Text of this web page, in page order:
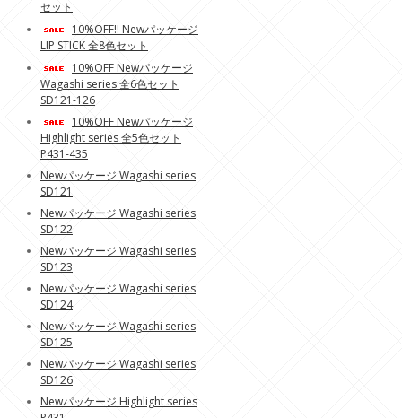
セット
10%OFF!! Newパッケージ
LIP STICK 全8色セット
10%OFF Newパッケージ
Wagashi series 全6色セット
SD121-126
10%OFF Newパッケージ
Highlight series 全5色セット
P431-435
Newパッケージ Wagashi series
SD121
Newパッケージ Wagashi series
SD122
Newパッケージ Wagashi series
SD123
Newパッケージ Wagashi series
SD124
Newパッケージ Wagashi series
SD125
Newパッケージ Wagashi series
SD126
Newパッケージ Highlight series